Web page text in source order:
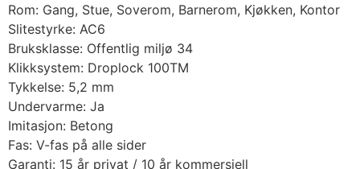
Rom: Gang, Stue, Soverom, Barnerom, Kjøkken, Kontor
Slitestyrke: AC6
Bruksklasse: Offentlig miljø 34
Klikksystem: Droplock 100TM
Tykkelse: 5,2 mm
Undervarme: Ja
Imitasjon: Betong
Fas: V-fas på alle sider
Garanti: 15 år privat / 10 år kommersiell